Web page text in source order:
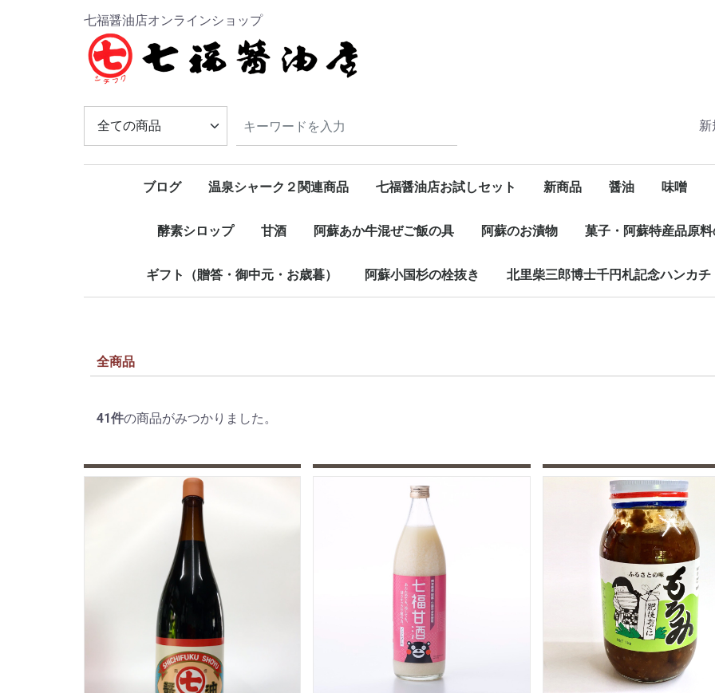
七福醤油店オンラインショップ
新
ブログ 温泉シャーク２関連商品 七福醤油店お試しセット 新商品 醤油 味噌
酵素シロップ 甘酒 阿蘇あか牛混ぜご飯の具 阿蘇のお漬物 菓子・阿蘇特産品原
ギフト（贈答・御中元・お歳暮） 阿蘇小国杉の栓抜き 北里柴三郎博士千円札記念ハンカチ
全商品
41件の商品がみつかりました。